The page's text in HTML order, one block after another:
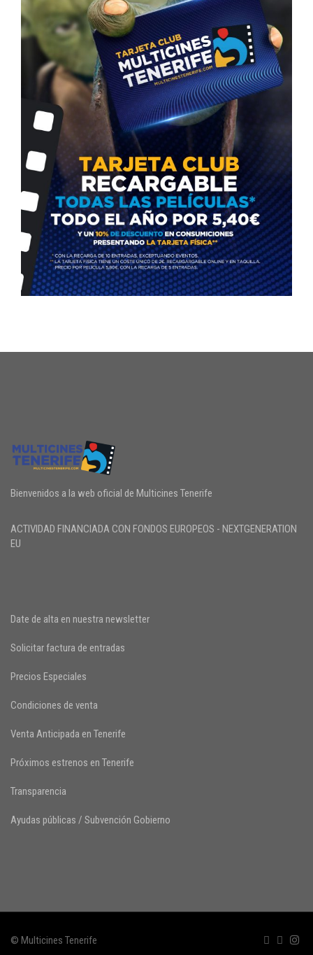
Bienvenidos a la web oficial de Multicines Tenerife
ACTIVIDAD FINANCIADA CON FONDOS EUROPEOS - NEXTGENERATION
EU
Date de alta en nuestra newsletter
Solicitar factura de entradas
Precios Especiales
Condiciones de venta
Venta Anticipada en Tenerife
Próximos estrenos en Tenerife
Transparencia
Ayudas públicas / Subvención Gobierno
© Multicines Tenerife